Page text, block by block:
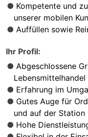
Kompetente und
unserer mobilen
Auffüllen sowie
Ihr Profil:
Abgeschlossene
Erfahrung im
Gutes Auge für
und auf der Station
Hohe